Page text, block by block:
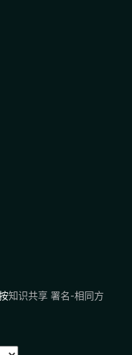
知识共享 署名-相同方